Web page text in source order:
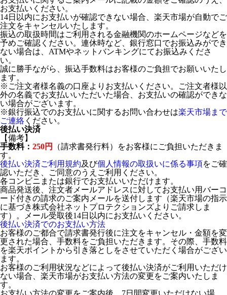
お支払いください。
14日以内にお支払いが確認できない場合、楽天市場が自動でご
注文をキャンセルいたします。
振込の取扱時間はご利用される金融機関のホームページなどを
予めご確認ください。連休時など、銀行窓口でお振込みができ
ない場合は、ATMやネットバンキングにてお振込みくださ
い。
誠に勝手ながら、振込手数料はお客様のご負担でお願いいたし
ます。
※ご注文者様名義の口座よりお支払いください。ご注文者様以
外の名義でお支払いいただいた場合、お支払いの確認ができな
い場合がございます。
※銀行振込でのお支払いに関するお問い合わせは楽天市場まで
ご連絡 ください。
後払い決済
【備考】
手数料： 250円
（請求書発行料）をお客様にご負担いただきま
す。
後払い決済ご利用規約及び個人情報の取扱いに係る事項をご確
認いただき、ご同意のうえご利用ください。
各コンビニまたは銀行でお支払いいただけます。
商品発送後、注文者メールアドレスに対してお支払い用バーコ
ード付きの請求のご案内メールを送付します（楽天市場の指示
に基づき株式会社ネットプロテクションズよりご請求しま
す）。メール受取後14日以内にお支払いください。
後払い決済でのお支払い方法
お客様のご都合で請求書発行後に注文をキャンセル・金額を変
更された場合、手数料をご負担いただきます。その際、手数料
を楽天ポイントから引き落としをさせていただく場合がござい
ます。
お客様のご利用状況などによって後払い決済がご利用いただけ
ない場合、楽天市場がお支払い方法の変更をご案内いたしま
す。
お支払い方法の変更をご案内後、7日間変更いただけない場